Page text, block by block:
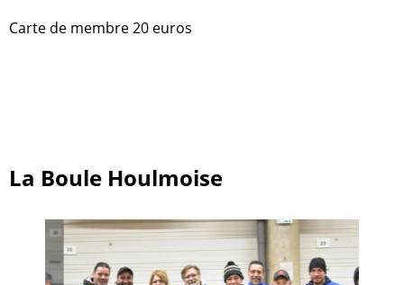
Carte de membre 20 euros
La Boule Houlmoise